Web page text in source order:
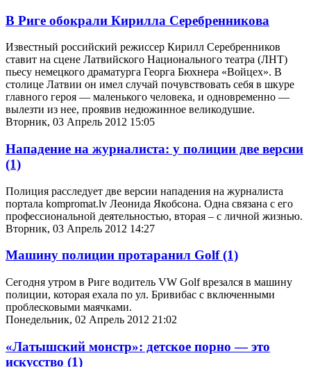
В Риге обокрали Кирилла Серебренникова
Известный российский режиссер Кирилл Серебренников
ставит на сцене Латвийского Национального театра (ЛНТ)
пьесу немецкого драматурга Георга Бюхнера «Войцех». В
столице Латвии он имел случай почувствовать себя в шкуре
главного героя — маленького человека, и одновременно —
вылезти из нее, проявив недюжинное великодушие.
Вторник, 03 Апрель 2012 15:05
Нападение на журналиста: у полиции две версии
(1)
Полиция расследует две версии нападения на журналиста
портала kompromat.lv Леонида Якобсона. Одна связана с его
профессиональной деятельностью, вторая – с личной жизнью.
Вторник, 03 Апрель 2012 14:27
Машину полиции протаранил Golf(1)
Сегодня утром в Риге водитель VW Golf врезался в машину
полиции, которая ехала по ул. Бривибас с включенными
проблесковыми маячками.
Понедельник, 02 Апрель 2012 21:02
«Латышский монстр»: детское порно — это
искусство (1)